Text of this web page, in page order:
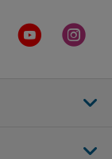
de Allianz
Twitter de
sur la page
Aller sur la
Aller